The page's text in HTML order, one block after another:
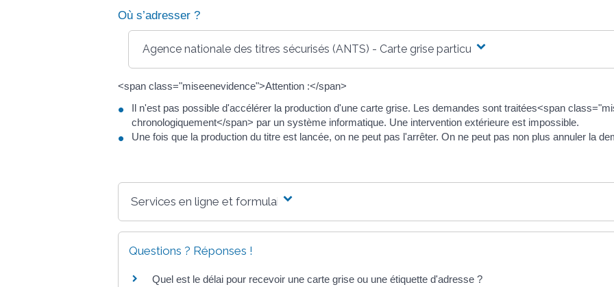
Où s’adresser ?
Agence nationale des titres sécurisés (ANTS) - Carte grise particuliers
<span class="miseenevidence">Attention :</span>
Il n'est pas possible d'accélérer la production d'une carte grise. Les demandes sont traitées<span
chronologiquement</span> par un système informatique. Une intervention extérieure est impossible.
Une fois que la production du titre est lancée, on ne peut pas l'arrêter. On ne peut pas non plus annuler la
Services en ligne et formulaires
Questions ? Réponses !
Quel est le délai pour recevoir une carte grise ou une étiquette d'adresse ?